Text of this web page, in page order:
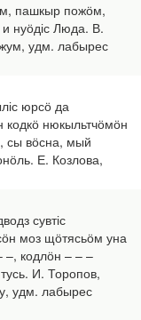
пашкыр пожӧм,
нуӧдіс Люда. В.
удм. лабырес
юрсӧ да
кодкӧ нюкыльтчӧмӧн
сы вӧсна, мый
Е. Козлова,
сувтіс
моз щӧтясьӧм уна
–, кодлӧн – – –
тусь. И. Торопов,
удм. лабырес